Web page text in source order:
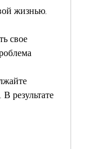
жизнью.
свое
результате